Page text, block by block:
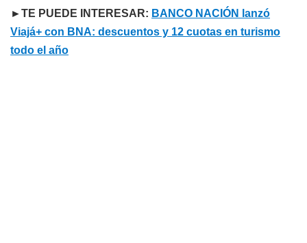
►TE PUEDE INTERESAR: BANCO NACIÓN lanzó
Viajá+ con BNA: descuentos y 12 cuotas en turismo
todo el año